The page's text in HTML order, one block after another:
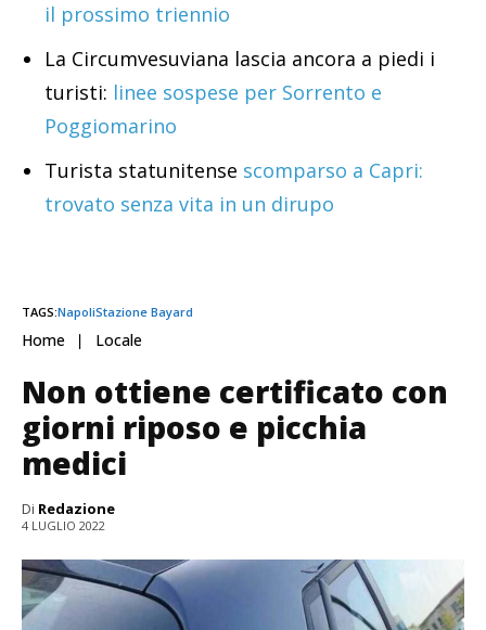
il prossimo triennio
La Circumvesuviana lascia ancora a piedi i
turisti: linee sospese per Sorrento e
Poggiomarino
Turista statunitense scomparso a Capri:
trovato senza vita in un dirupo
TAGS:NapoliStazione Bayard
Home Locale
Non ottiene certificato con
giorni riposo e picchia
medici
Di Redazione
4 LUGLIO 2022